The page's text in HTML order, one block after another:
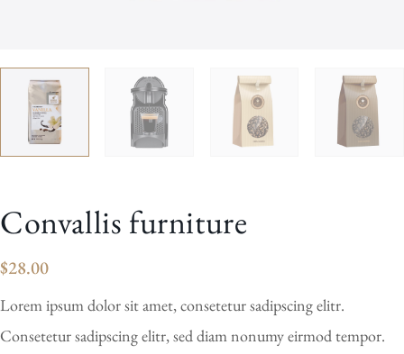
Convallis furniture
$28.00
Lorem ipsum dolor sit amet, consetetur sadipscing elitr.
Consetetur sadipscing elitr, sed diam nonumy eirmod tempor.